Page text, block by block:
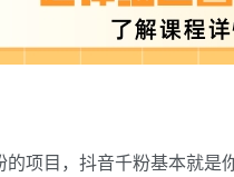
项目，抖音千粉基本就是